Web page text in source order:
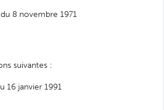
8 novembre 1971
suivantes :
16 janvier 1991